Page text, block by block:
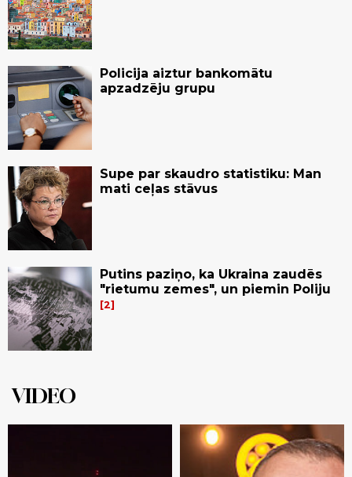
Policija aiztur bankomātu
apzadzēju grupu
Supe par skaudro statistiku: Man
mati ceļas stāvus
Putins paziņo, ka Ukraina zaudēs
"rietumu zemes", un piemin Poliju
2
VIDEO